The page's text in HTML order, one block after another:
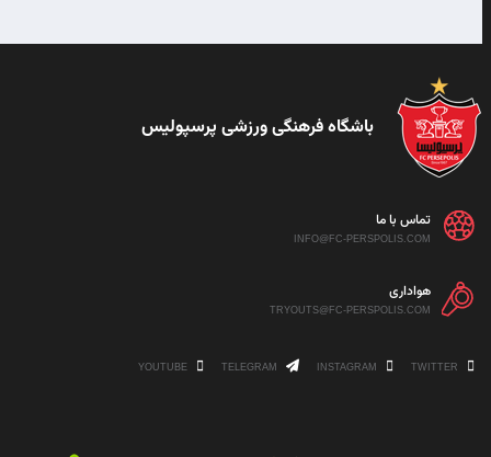
باشگاه فرهنگی ورزشی پرسپولیس
تماس با ما
INFO@FC-PERSPOLIS.COM
هواداری
TRYOUTS@FC-PERSPOLIS.COM